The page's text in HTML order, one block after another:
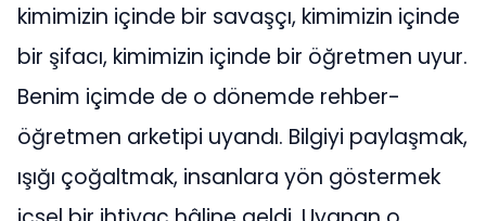
kimimizin içinde bir savaşçı, kimimizin içinde
bir şifacı, kimimizin içinde bir öğretmen uyur.
Benim içimde de o dönemde rehber-
öğretmen arketipi uyandı. Bilgiyi paylaşmak,
ışığı çoğaltmak, insanlara yön göstermek